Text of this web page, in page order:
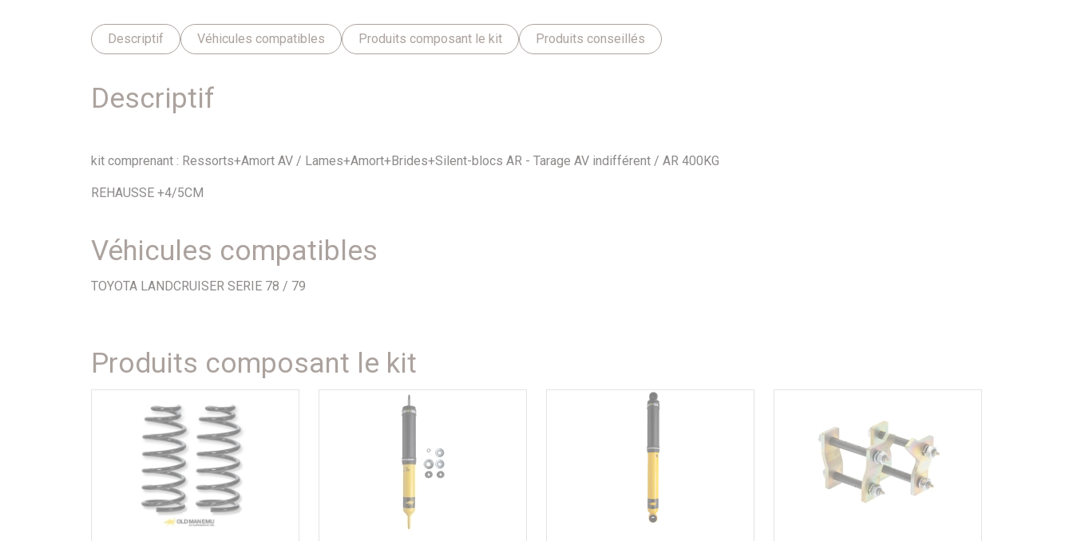
Descriptif Véhicules compatibles Produits composant le kit Produits conseillés
Descriptif
kit comprenant : Ressorts+Amort AV / Lames+Amort+Brides+Silent-blocs AR - Tarage AV indifférent / AR 400KG
REHAUSSE +4/5CM
Véhicules compatibles
TOYOTA LANDCRUISER SERIE 78 / 79
Produits composant le kit